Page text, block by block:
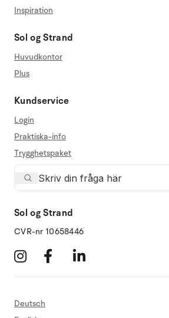
Inspiration
Sol og Strand
Huvudkontor
Plus
Kundservice
Login
Praktiska-info
Trygghetspaket
Sol og Strand
CVR-nr 10658446
Deutsch